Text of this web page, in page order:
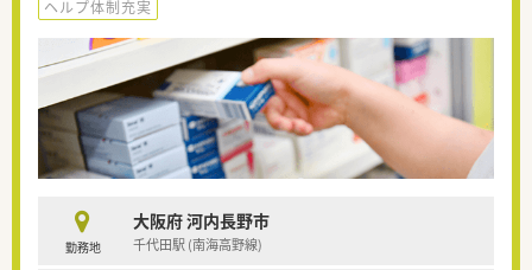
ヘルプ体制充実
勤務地
大阪府 河内長野市
千代田駅 (南海高野線)